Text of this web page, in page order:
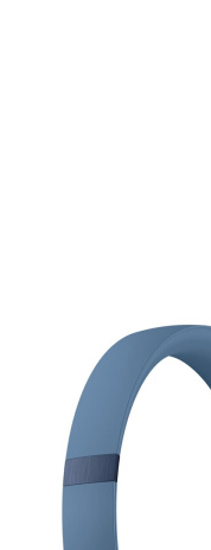
и проекторы
техника
и здоровье
22 900